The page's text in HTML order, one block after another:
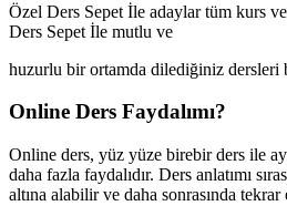
Özel Ders Sepet İle adaylar tüm kurs
Ders Sepet İle mutlu ve
huzurlu bir ortamda dilediğiniz dersleri
Online Ders Faydalımı?
Online ders, yüz yüze birebir ders ile
daha fazla faydalıdır. Ders anlatımı
altına alabilir ve daha sonrasında tekrar